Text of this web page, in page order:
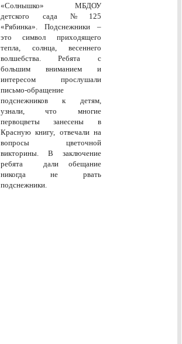
«Солнышко» МБДОУ
детского сада №125
«Рябинка». Подснежники –
это символ приходящего
тепла, солнца, весеннего
волшебства. Ребята с
большим вниманием и
интересом прослушали
письмо-обращение
подснежников к детям,
узнали, что многие
первоцветы занесены в
Красную книгу, отвечали на
вопросы цветочной
викторины. В заключение
ребята дали обещание
никогда не рвать
подснежники.